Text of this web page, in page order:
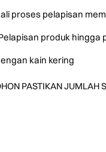
proses pelapisan
produk
kain kering
PASTIKAN JUMLAH